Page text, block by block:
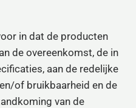
in dat de producten
de overeenkomst, de in
aan de redelijke
of bruikbaarheid en de
van de